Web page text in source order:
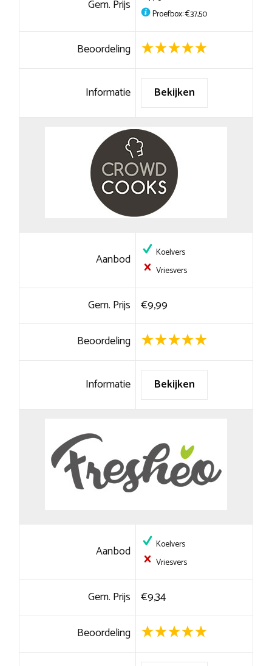
Gem. Prijs Proefbox: €37,50
Beoordeling
Informatie Bekijken
Aanbod
Koelvers
Vriesvers
Gem. Prijs €9,99
Beoordeling
Informatie Bekijken
Aanbod
Koelvers
Vriesvers
Gem. Prijs €9,34
Beoordeling